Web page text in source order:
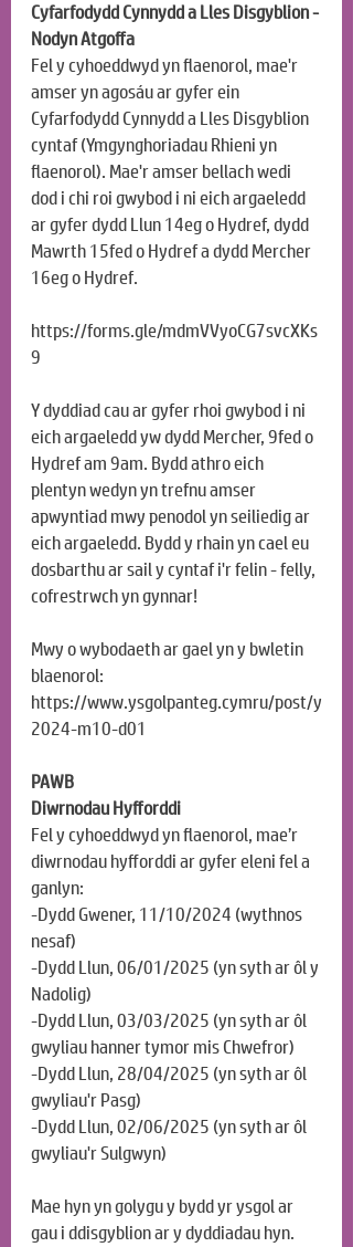
Cyfarfodydd Cynnydd a Lles Disgyblion -
Nodyn Atgoffa
Fel y cyhoeddwyd yn flaenorol, mae'r
amser yn agosáu ar gyfer ein
Cyfarfodydd Cynnydd a Lles Disgyblion
cyntaf (Ymgynghoriadau Rhieni yn
flaenorol). Mae'r amser bellach wedi
dod i chi roi gwybod i ni eich argaeledd
ar gyfer dydd Llun 14eg o Hydref, dydd
Mawrth 15fed o Hydref a dydd Mercher
16eg o Hydref.
https://forms.gle/mdmVVyoCG7svcXKs
9
Y dyddiad cau ar gyfer rhoi gwybod i ni
eich argaeledd yw dydd Mercher, 9fed o
Hydref am 9am. Bydd athro eich
plentyn wedyn yn trefnu amser
apwyntiad mwy penodol yn seiliedig ar
eich argaeledd. Bydd y rhain yn cael eu
dosbarthu ar sail y cyntaf i'r felin - felly,
cofrestrwch yn gynnar!
Mwy o wybodaeth ar gael yn y bwletin
blaenorol:
https://www.ysgolpanteg.cymru/post/y
2024-m10-d01
PAWB
Diwrnodau Hyfforddi
Fel y cyhoeddwyd yn flaenorol, mae’r
diwrnodau hyfforddi ar gyfer eleni fel a
ganlyn:
-Dydd Gwener, 11/10/2024 (wythnos
nesaf)
-Dydd Llun, 06/01/2025 (yn syth ar ôl y
Nadolig)
-Dydd Llun, 03/03/2025 (yn syth ar ôl
gwyliau hanner tymor mis Chwefror)
-Dydd Llun, 28/04/2025 (yn syth ar ôl
gwyliau'r Pasg)
-Dydd Llun, 02/06/2025 (yn syth ar ôl
gwyliau'r Sulgwyn)
Mae hyn yn golygu y bydd yr ysgol ar
gau i ddisgyblion ar y dyddiadau hyn.